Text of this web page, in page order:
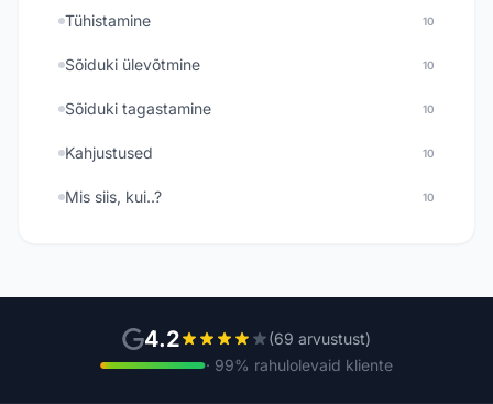
Tühistamine 10
Sõiduki ülevõtmine 10
Sõiduki tagastamine 10
Kahjustused 10
Mis siis, kui..? 10
4.2
(69 arvustust)
· 99% rahulolevaid kliente